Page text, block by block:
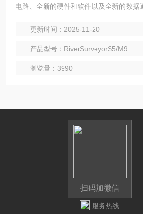
电路、全新的硬件和软件以及全新的数据
今为止上*的一套测流仪器。
更新时间：2025-11-20
产品型号：RiverSurveyorS5/M9
浏览量：3990
扫码加微信
服务热线